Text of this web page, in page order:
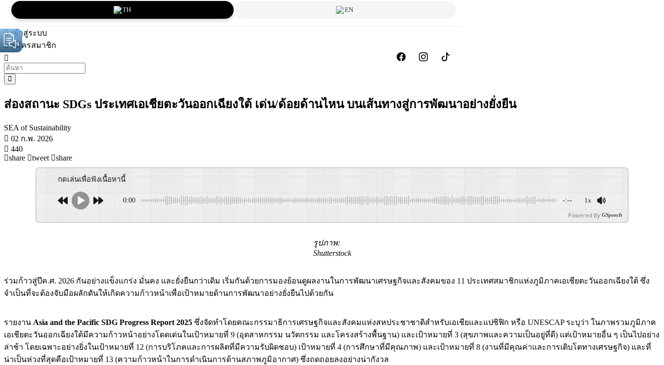
TH EN
เข้าสู่ระบบ
สมัครสมาชิก
ส่องสถานะ SDGs ประเทศเอเชียตะวันออกเฉียงใต้ เด่น/ด้อยด้านไหน บนเส้นทางสู่การพัฒนาอย่างยั่งยืน
SEA of Sustainability
02 ก.พ. 2026
440
share
tweet share
กดเล่นเพื่อฟังเนื้อหานี้
0:00 -:--
1x
Powered By GSpeech
รูปภาพ:
Shutterstock
ร่วมก้าวสู่ปีค.ศ. 2026 กันอย่างแข็งแกร่ง มั่นคง และยั่งยืนกว่าเดิม เริ่มกันด้วยการมองย้อนดูผลงานในการพัฒนาเศรษฐกิจและสังคมของ 11 ประเทศสมาชิกแห่งภูมิภาคเอเชียตะวันออกเฉียงใต้ ซึ่ง
จำเป็นที่จะต้องจับมือผลักดันให้เกิดความก้าวหน้าเพื่อเป้าหมายด้านการพัฒนาอย่างยั่งยืนไปด้วยกัน
รายงาน Asia and the Pacific SDG Progress Report 2025 ซึ่งจัดทำโดยคณะกรรมาธิการเศรษฐกิจและสังคมแห่งสหประชาชาติสำหรับเอเชียและแปซิฟิก หรือ UNESCAP ระบุว่า ในภาพรวมภูมิภาค
เอเชียตะวันออกเฉียงใต้มีความก้าวหน้าอย่างโดดเด่นในเป้าหมายที่ 9 (อุตสาหกรรม นวัตกรรม และโครงสร้างพื้นฐาน) และเป้าหมายที่ 3 (สุขภาพและความเป็นอยู่ที่ดี) แต่เป้าหมายอื่น ๆ เป็นไปอย่าง
ล่าช้า โดยเฉพาะอย่างยิ่งในเป้าหมายที่ 12 (การบริโภคและการผลิตที่มีความรับผิดชอบ) เป้าหมายที่ 4 (การศึกษาที่มีคุณภาพ) และเป้าหมายที่ 8 (งานที่มีคุณค่าและการเติบโตทางเศรษฐกิจ) และที่
น่าเป็นห่วงที่สุดคือเป้าหมายที่ 13 (ความก้าวหน้าในการดำเนินการด้านสภาพภูมิอากาศ) ซึ่งถดถอยลงอย่างน่ากังวล